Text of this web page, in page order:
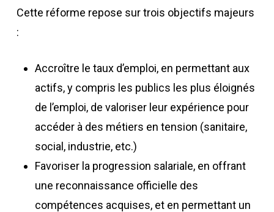
Cette réforme repose sur trois objectifs majeurs
:
Accroître le taux d’emploi, en permettant aux
actifs, y compris les publics les plus éloignés
de l’emploi, de valoriser leur expérience pour
accéder à des métiers en tension (sanitaire,
social, industrie, etc.)
Favoriser la progression salariale, en offrant
une reconnaissance officielle des
compétences acquises, et en permettant un